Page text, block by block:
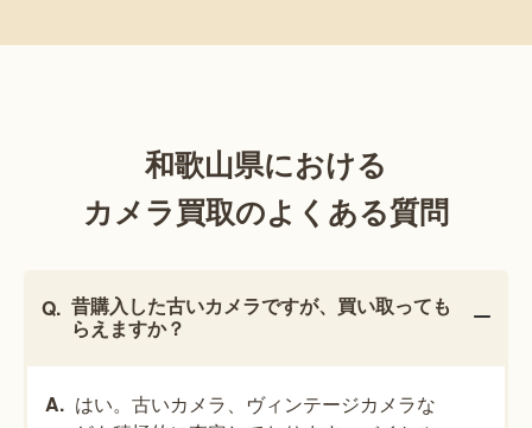
和歌山県における
カメラ買取のよくある質問
昔購入した古いカメラですが、買い取っても
らえますか？
はい。古いカメラ、ヴィンテージカメラな